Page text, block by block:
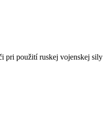
pri použití ruskej vojenskej sily